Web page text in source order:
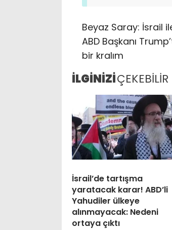
Beyaz Saray: İsrail
ABD Başkanı
bir kralım
İLGİNİZİÇEKEBİLİR
İsrail’de tartışma
yaratacak karar! ABD’li
Yahudiler ülkeye
alınmayacak: Nedeni
ortaya çıktı